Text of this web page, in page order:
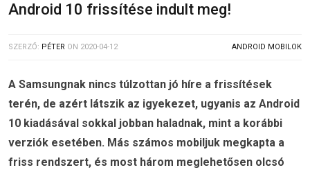
Android 10 frissítése indult meg!
SZERZŐ: PÉTER ON 2020-04-12 ANDROID MOBILOK
A Samsungnak nincs túlzottan jó híre a frissítések
terén, de azért látszik az igyekezet, ugyanis az Android
10 kiadásával sokkal jobban haladnak, mint a korábbi
verziók esetében. Más számos mobiljuk megkapta a
friss rendszert, és most három meglehetősen olcsó